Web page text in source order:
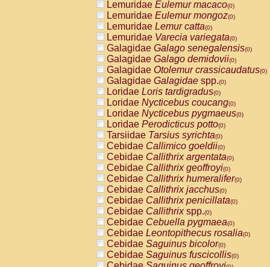
AtelidaeAlouatta caraya(0)
AtelidaeAlouatta fusca(0)
AtelidaeAlouatta seniculus
AtelidaeAlouattaspp.(0)
AtelidaeAteles belzebuth(0)
AtelidaeAteles geoffroyi(0)
AtelidaeAteles paniscus(0)
AtelidaeAtelesspp.(0)
Atelidae Lagothrix lagothricha
AtelidaeLagothrix lagothricha cana
PitheciidaeCacajao calvus
PitheciidaeCallicebus cupreus
PitheciidaeCallicebus donacophilus
PitheciidaeCallicebus moloch
PitheciidaeCallicebus torquatus
PitheciidaeCallicebusspp.(0)
PitheciidaeChiropotes satanas(0)
PitheciidaePithecia monachus
PitheciidaePithecia pithecia(0)
CercopithecidaeCercocebus agilis
CercopithecidaeCercocebus
CercopithecidaeCercocebus
CercopithecidaeCercocebus
CercopithecidaeCercocebus
CercopithecidaeCercocebushybrid
Lemuridae Eulemur macaco(0)
Lemuridae Eulemur mongoz(0)
Lemuridae Lemur catta(0)
Lemuridae Varecia variegata(0)
Galagidae Galago senegalensis(0)
Galagidae Galago demidovii(0)
Galagidae Otolemur crassicaudatus(0)
Galagidae Galagidae spp.(0)
Loridae Loris tardigradus(0)
Loridae Nycticebus coucang(0)
Loridae Nycticebus pygmaeus(0)
Loridae Perodicticus potto(0)
Tarsiidae Tarsius syrichta(0)
Cebidae Callimico goeldii(0)
Cebidae Callithrix argentata(0)
Cebidae Callithrix geoffroyi(0)
Cebidae Callithrix humeralifer(0)
Cebidae Callithrix jacchus(0)
Cebidae Callithrix penicillata(0)
Cebidae Callithrixspp.(0)
Cebidae Cebuella pygmaea(0)
Cebidae Leontopithecus rosalia(0)
Cebidae Saguinus bicolor(0)
Cebidae Saguinus fuscicollis(0)